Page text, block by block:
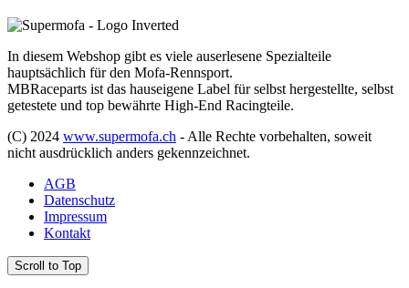
In diesem Webshop gibt es viele auserlesene Spezialteile
hauptsächlich für den Mofa-Rennsport.
MBRaceparts ist das hauseigene Label für selbst hergestellte, selbst
getestete und top bewährte High-End Racingteile.
(C) 2024 www.supermofa.ch - Alle Rechte vorbehalten, soweit
nicht ausdrücklich anders gekennzeichnet.
AGB
Datenschutz
Impressum
Kontakt
Scroll to Top